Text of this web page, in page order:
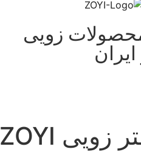
زویی
LCR متر و مولتی متر زویی ZOYI